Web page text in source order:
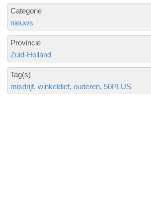
Categorie
nieuws
Provincie
Zuid-Holland
Tag(s)
misdrijf winkeldief ouderen 50PLUS